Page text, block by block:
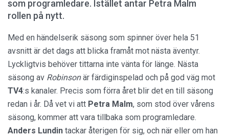
som programledare. Istället antar Petra Malm
rollen på nytt.
Med en händelserik säsong som spinner över hela 51
avsnitt är det dags att blicka framåt mot nästa äventyr.
Lyckligtvis behöver tittarna inte vänta för länge. Nästa
säsong av Robinsonär färdiginspelad och på god väg mot
TV4:s kanaler. Precis som förra året blir det en till säsong
redan i år. Då vet vi att Petra Malm, som stod över vårens
säsong, kommer att vara tillbaka som programledare.
Anders Lundin tackar återigen för sig, och när eller om han